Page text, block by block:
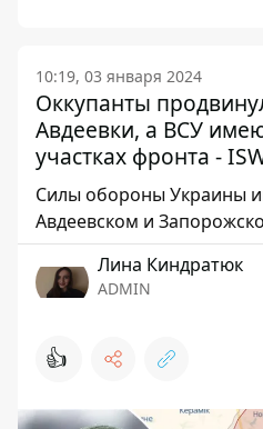
10:19, 03 января 2024
Оккупанты
Авдеевки, а ВСУ
участках фронта -
Силы обороны Украины
Авдеевском и
Лина Киндратюк
ADMIN
👍